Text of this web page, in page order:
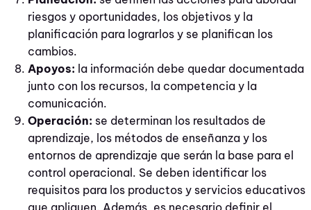
riesgos y oportunidades, los objetivos y la
planificación para lograrlos y se planifican los
cambios.
Apoyos: la información debe quedar documentada
junto con los recursos, la competencia y la
comunicación.
Operación: se determinan los resultados de
aprendizaje, los métodos de enseñanza y los
entornos de aprendizaje que serán la base para el
control operacional. Se deben identificar los
requisitos para los productos y servicios educativos
que apliquen. Además, es necesario definir el